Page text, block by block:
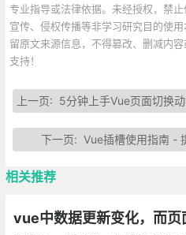
专业指导或法律依据。未经授权，禁
宣传、侵权传播等非学习研究目的使
留原文来源信息，不得篡改、删减内
支持！
上一页: 5分钟上手Vue页面切换动画：
下一页:Vue插槽使用指南 -
相关推荐